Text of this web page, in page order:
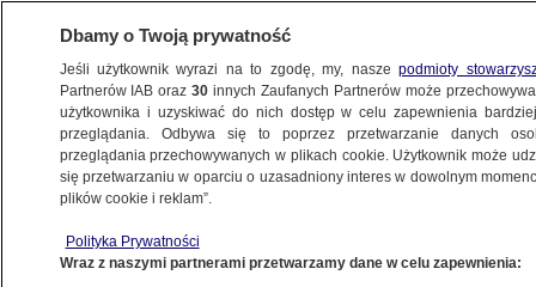
METEO
SMOG
świata. Leży w Europie
Dbamy o Twoją prywatność
Jeśli użytkownik wyrazi na to zgodę, my, naszepodmioty
Partnerów IAB oraz30 innych Zaufanych Partnerów może
użytkownika i uzyskiwać do nich dostęp w celu zapewnienia
przeglądania. Odbywa się to poprzez przetwarzanie danych
przeglądania przechowywanych w plikach cookie. Użytkownik może
się przetwarzaniu w oparciu o uzasadniony interes w dowolnym
plików cookie i reklam”.
Polityka Prywatności
Wraz z naszymi partnerami przetwarzamy dane w celu zapewnienia: